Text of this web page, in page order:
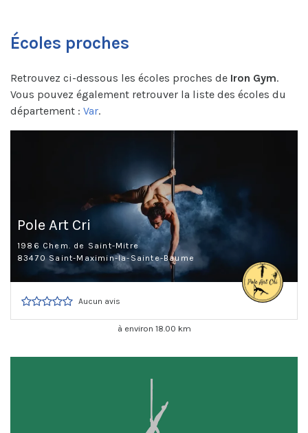
Écoles proches
Retrouvez ci-dessous les écoles proches de Iron Gym.
Vous pouvez également retrouver la liste des écoles du
département : Var.
Pole Art Cri
1986 Chem. de Saint-Mitre
83470 Saint-Maximin-la-Sainte-Baume
Aucun avis
à environ 18.00 km